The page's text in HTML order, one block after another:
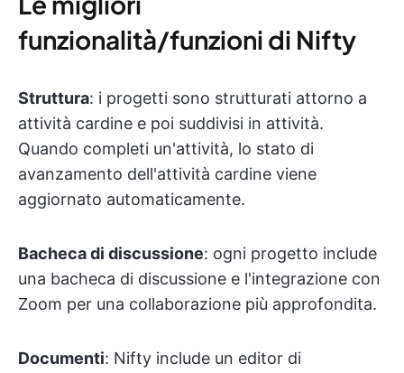
funzionalità/funzioni di Nifty
Struttura: i progetti sono strutturati attorno a
attività cardine e poi suddivisi in attività.
Quando completi un'attività, lo stato di
avanzamento dell'attività cardine viene
aggiornato automaticamente.
Bacheca di discussione: ogni progetto include
una bacheca di discussione e l'integrazione con
Zoom per una collaborazione più approfondita.
Documenti: Nifty include un editor di